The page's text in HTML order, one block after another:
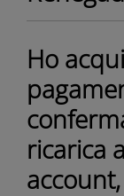
Ho
ricarica